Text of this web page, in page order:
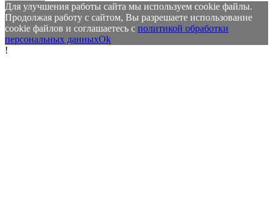
Для улучшения работы сайта мы используем cookie файлы.
Продолжая работу с сайтом, Вы разрешаете использование
cookie файлов и соглашаетесь с политикой обработки
персональных данныхOk
!